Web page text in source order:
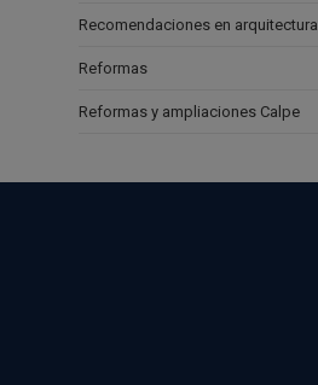
Recomendaciones en arquitectura
Reformas
Reformas y ampliaciones Calpe